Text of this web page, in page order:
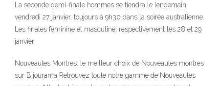
La seconde demi-finale hommes se tiendra le lendemain,
vendredi 27 janvier, toujours à 9h30 dans la soirée australienne.
Les finales féminine et masculine, respectivement les 28 et 29
janvier
Nouveautes Montres: le meilleur choix de Nouveautes montres
sur Bijourama Retrouvez toute notre gamme de Nouveautes